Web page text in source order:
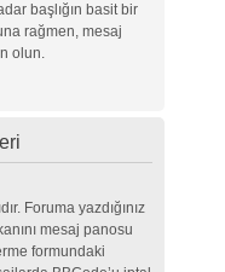
başlığın basit bir
rağmen, mesaj
olun.
Foruma yazdığınız
mesaj panosu
formundaki